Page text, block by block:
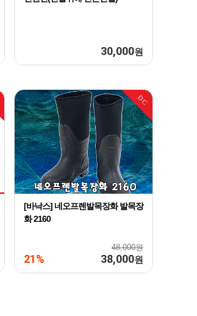
30,000원
DC
[바낙스] 네오프렌발목장화 발목장
화 2160
48,000원
21% 38,000원